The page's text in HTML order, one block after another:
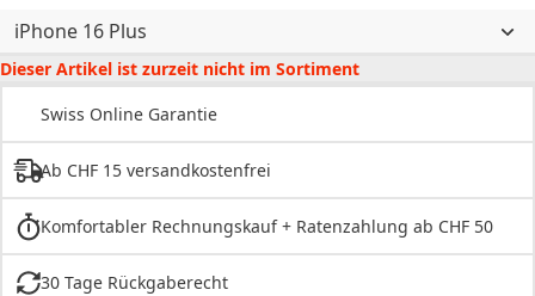
iPhone 16 Plus
Dieser Artikel ist zurzeit nicht im Sortiment
Swiss Online Garantie
Ab CHF 15 versandkostenfrei
Komfortabler Rechnungskauf + Ratenzahlung ab CHF 50
30 Tage Rückgaberecht